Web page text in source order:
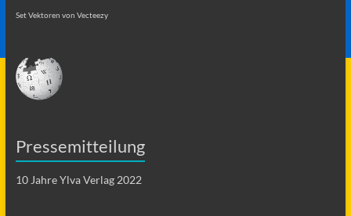
Set Vektoren von Vecteezy
Pressemitteilung
10 Jahre Ylva Verlag 2022